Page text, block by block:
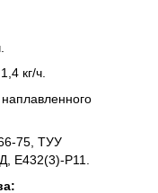
1,4 кг/ч.
наплавленного
75, ТУУ
Е432(3)-Р11.